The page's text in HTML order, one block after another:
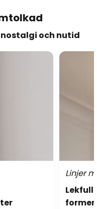
och nutid
Linjer
former